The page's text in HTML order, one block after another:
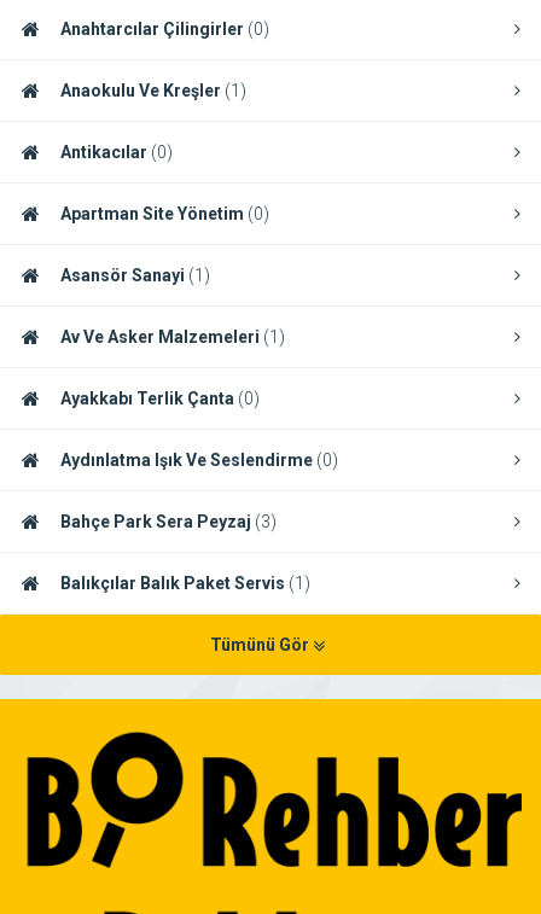
Anahtarcılar Çilingirler (0)
Anaokulu Ve Kreşler (1)
Antikacılar (0)
Apartman Site Yönetim (0)
Asansör Sanayi (1)
Av Ve Asker Malzemeleri (1)
Ayakkabı Terlik Çanta (0)
Aydınlatma Işık Ve Seslendirme (0)
Bahçe Park Sera Peyzaj (3)
Balıkçılar Balık Paket Servis (1)
Tümünü Gör